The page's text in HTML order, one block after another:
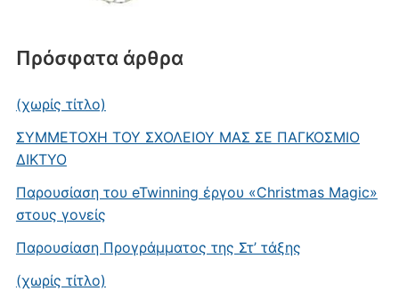
Πρόσφατα άρθρα
(χωρίς τίτλο)
ΣΥΜΜΕΤΟΧΗ ΤΟΥ ΣΧΟΛΕΙΟΥ ΜΑΣ ΣΕ ΠΑΓΚΟΣΜΙΟ
ΔΙΚΤΥΟ
Παρουσίαση του eTwinning έργου «Christmas Magic»
στους γονείς
Παρουσίαση Προγράμματος της Στ’ τάξης
(χωρίς τίτλο)